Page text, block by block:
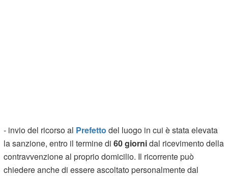
- invio del ricorso al Prefetto del luogo in cui è stata elevata
la sanzione, entro il termine di60 giornidal ricevimento della
contravvenzione al proprio domicilio. Il ricorrente può
chiedere anche di essere ascoltato personalmente dal